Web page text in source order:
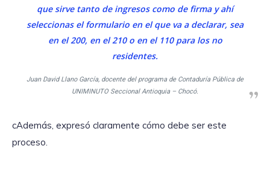
que sirve tanto de ingresos como de firma y ahí
seleccionas el formulario en el que va a declarar, sea
en el 200, en el 210 o en el 110 para los no
residentes.
Juan David Llano García, docente del programa de Contaduría Pública de
UNIMINUTO Seccional Antioquia – Chocó.
cAdemás, expresó claramente cómo debe ser este
proceso.